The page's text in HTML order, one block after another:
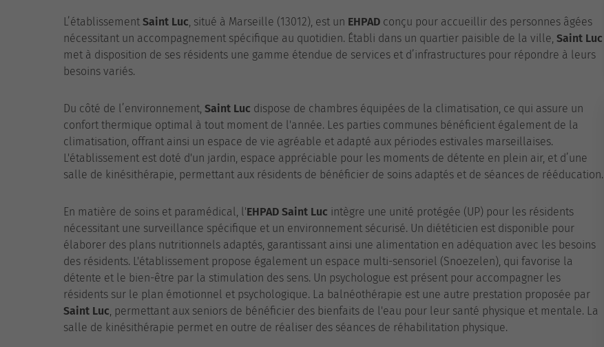
L’établissement Saint Luc, situé à Marseille (13012), est un EHPAD conçu pour accueillir des personnes âgées
nécessitant un accompagnement spécifique au quotidien. Établi dans un quartier paisible de la ville, Saint Luc
met à disposition de ses résidents une gamme étendue de services et d’infrastructures pour répondre à leurs
besoins variés.
Du côté de l’environnement, Saint Luc dispose de chambres équipées de la climatisation, ce qui assure un
confort thermique optimal à tout moment de l'année. Les parties communes bénéficient également de la
climatisation, offrant ainsi un espace de vie agréable et adapté aux périodes estivales marseillaises.
L'établissement est doté d'un jardin, espace appréciable pour les moments de détente en plein air, et d’une
salle de kinésithérapie, permettant aux résidents de bénéficier de soins adaptés et de séances de rééducation.
En matière de soins et paramédical, l'EHPAD Saint Luc intègre une unité protégée (UP) pour les résidents
nécessitant une surveillance spécifique et un environnement sécurisé. Un diététicien est disponible pour
élaborer des plans nutritionnels adaptés, garantissant ainsi une alimentation en adéquation avec les besoins
des résidents. L'établissement propose également un espace multi-sensoriel (Snoezelen), qui favorise la
détente et le bien-être par la stimulation des sens. Un psychologue est présent pour accompagner les
résidents sur le plan émotionnel et psychologique. La balnéothérapie est une autre prestation proposée par
Saint Luc, permettant aux seniors de bénéficier des bienfaits de l'eau pour leur santé physique et mentale. La
salle de kinésithérapie permet en outre de réaliser des séances de réhabilitation physique.